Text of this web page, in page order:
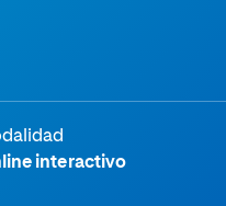
interactivo